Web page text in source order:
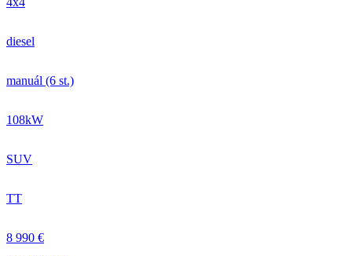
diesel
manuál (6 st.)
108kW
SUV
TT
8 990 €